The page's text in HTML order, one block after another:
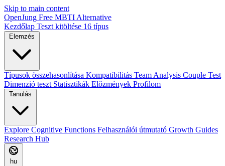
Skip to main content
OpenJung Free MBTI Alternative
Kezdőlap Teszt kitöltése 16 típus
Típusok összehasonlítása Kompatibilitás Team Analysis Couple Test
Dimenzió teszt Statisztikák Előzmények Profilom
Explore Cognitive Functions Felhasználói útmutató Growth Guides
Research Hub
hu